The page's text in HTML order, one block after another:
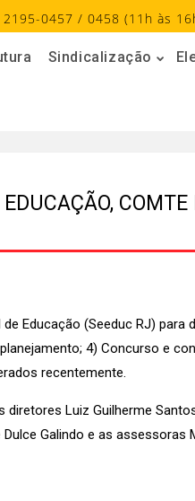
0457 / 0458 (11h às
Sindicalização
Educação (Seeduc RJ) para
4) Concurso e
recentemente.
Luiz Guilherme
Galindo e as assessoras